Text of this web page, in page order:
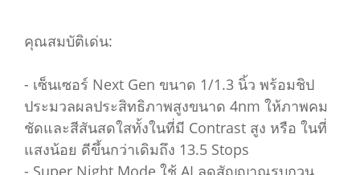
คุณสมบัติเด่น:
- เซ็นเซอร์ Next Gen ขนาด 1/1.3 นิ้ว พร้อมชิป
ประมวลผลประสิทธิภาพสูงขนาด 4nm ให้ภาพคม
ชัดและสีสันสดใสทั้งในที่มี Contrast สูง หรือ ในที่
แสงน้อย ดีขึ้นกว่าเดิมถึง 13.5 Stops
- Super Night Mode ใช้ AI ลดสัญญาณรบกวน